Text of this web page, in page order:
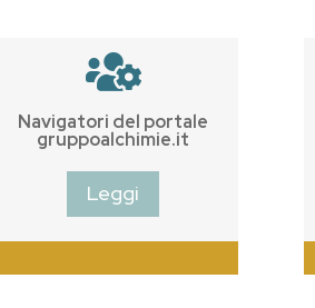

Navigatori del portale
gruppoalchimie.it
Leggi